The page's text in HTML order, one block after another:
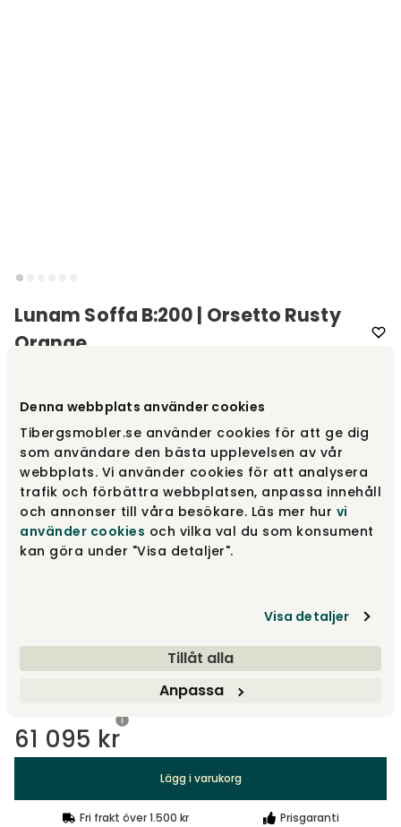
Denna webbplats använder cookies
Tibergsmobler.se använder cookies för att ge dig
som användare den bästa upplevelsen av vår
webbplats. Vi använder cookies för att analysera
trafik och förbättra webbplatsen, anpassa innehåll
och annonser till våra besökare. Läs mer hur vi
använder cookies och vilka val du som konsument
kan göra under "Visa detaljer".
Visa detaljer
Tillåt alla
Anpassa
Lunam Soffa B:200 | Orsetto Rusty
Orange
Välj tyg Orsetto Rusty Orange
Orsetto Rusty Orange 61 095 kr
Orsetto Gray
61 095 kr
Lägg i varukorg
Fri frakt över 1.500 kr Prisgaranti